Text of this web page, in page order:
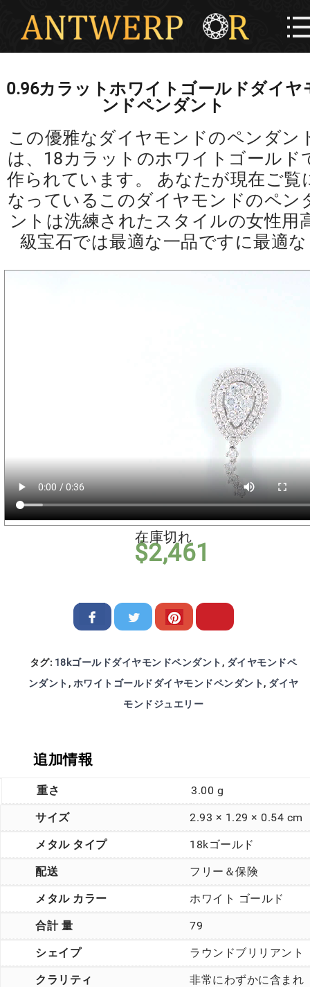
0.96カラットホワイトゴールドダイヤ
ンドペンダント
この優雅なダイヤモンドのペンダン
は、18カラットのホワイトゴールド
作られています。 あなたが現在ご覧
なっているこのダイヤモンドのペン
ントは洗練されたスタイルの女性用
級宝石では最適な一品ですに最適な
$2,461
在庫切れ
タグ: 18kゴールドダイヤモンドペンダント, ダイヤモンドペ
ンダント, ホワイトゴールドダイヤモンドペンダント, ダイヤ
モンドジュエリー
追加情報
重さ 3.00 g
サイズ 2.93 × 1.29 × 0.54 cm
メタル タイプ 18kゴールド
配送 フリー＆保険
メタル カラー ホワイト ゴールド
合計 量 79
シェイプ ラウンドブリリアント
クラリティ
非常にわずかに含まれ